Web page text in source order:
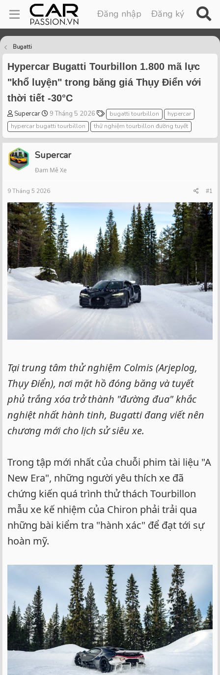
Đăng nhập Đăng ký
Bugatti
Hypercar Bugatti Tourbillon 1.800 mã lực
"khổ luyện" trong băng giá Thụy Điển với
thời tiết -30°C
T
h
r
e
a
d
s
a
r
t
e
r
Supercar
S
t
a
r
t
a
e
9 Tháng 5 2026
T
a
g
s
bugatti tourbillon
hypercar
hypercar bugatti tourbillon
thử nghiệm tourbillon đường tuyết
Supercar
Đam Mê Xe
9 Tháng 5 2026 #1
Tại trung tâm thử nghiệm Colmis (Arjeplog,
Thụy Điển), nơi mặt hồ đóng băng và tuyết
phủ trắng xóa trở thành "đường đua" khắc
nghiệt nhất hành tinh, Bugatti đang viết nên
chương mới cho lịch sử siêu xe.
Trong tập mới nhất của chuỗi phim tài liệu "A
New Era", những người yêu thích xe đã
chứng kiến quá trình thử thách Tourbillon
mẫu xe kế nhiệm của Chiron phải trải qua
những bài kiểm tra "hành xác" để đạt tới sự
hoàn mỹ.